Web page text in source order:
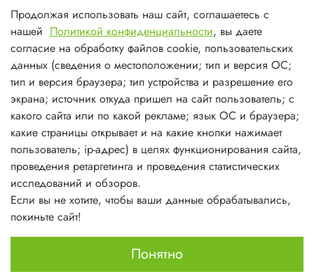
О магазине
Информация
Личный кабинет
Самара (ТЦ МегаМебель)
8(927)7360008
Самара (ст.м. Победа)
Продолжая использовать наш сайт, соглашаетесь с
нашей Политикой конфиденциальности, вы даете
согласие на обработку файлов cookie, пользовательских
данных (сведения о местоположении; тип и версия ОС;
тип и версия браузера; тип устройства и разрешение его
экрана; источник откуда пришел на сайт пользователь; с
какого сайта или по какой рекламе; язык ОС и браузера;
какие страницы открывает и на какие кнопки нажимает
пользователь; ip-адрес) в целях функционирования сайта,
проведения ретаргетинга и проведения статистических
исследований и обзоров.
Если вы не хотите, чтобы ваши данные обрабатывались,
покиньте сайт!
Понятно